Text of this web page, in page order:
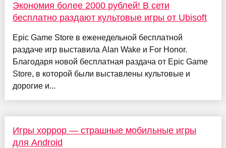
Экономия более 2000 рублей! В сети
бесплатно раздают культовые игры от Ubisoft
Epic Game Store в еженедельной бесплатной
раздаче игр выставила Alan Wake и For Honor.
Благодаря новой бесплатная раздача от Epic Game
Store, в которой были выставлены культовые и
дорогие и...
Игры хоррор — страшные мобильные игры
для Android